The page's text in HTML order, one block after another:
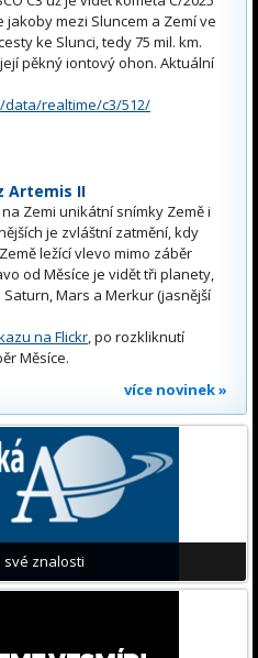
jakoby mezi Sluncem a Zemí ve
ke Slunci, tedy 75 mil. km.
pěkný iontový ohon. Aktuální
realtime/c3/512/
Artemis II
Zemi unikátní snímky Země i
je zvláštní zatmění, kdy
ležící vlevo mimo záběr
od Měsíce je vidět tři planety,
Mars a Merkur (jasnější
na Flickr, po rozkliknutí
Měsíce.
více novinek »
znalosti